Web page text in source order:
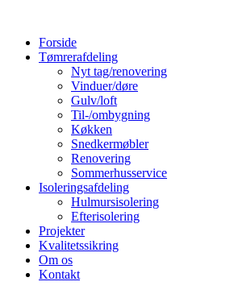
Forside
Tømrerafdeling
Nyt tag/renovering
Vinduer/døre
Gulv/loft
Til-/ombygning
Køkken
Snedkermøbler
Renovering
Sommerhusservice
Isoleringsafdeling
Hulmursisolering
Efterisolering
Projekter
Kvalitetssikring
Om os
Kontakt